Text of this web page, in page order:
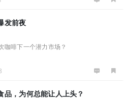
发前夜
咖啡下一个潜力市场？
品，为何总能让人上头？